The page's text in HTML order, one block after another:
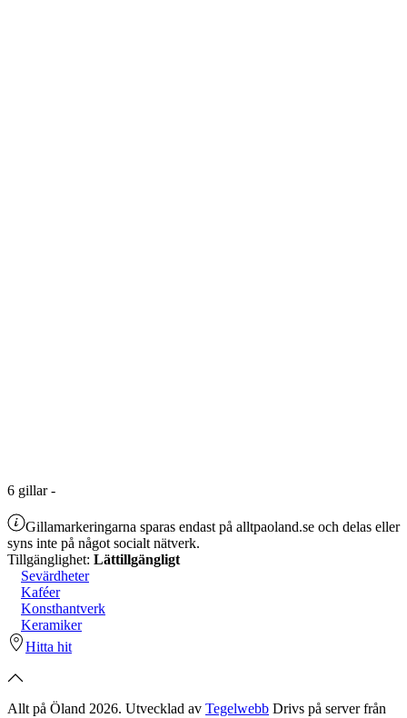
6 gillar-
Gillamarkeringarna sparas endast på alltpaoland.se och delas eller
syns inte på något socialt nätverk.
Tillgänglighet: Lättillgängligt
Sevärdheter
Kaféer
Konsthantverk
Keramiker
Hitta hit
Allt på Öland 2026. Utvecklad av Tegelwebb Drivs på server från